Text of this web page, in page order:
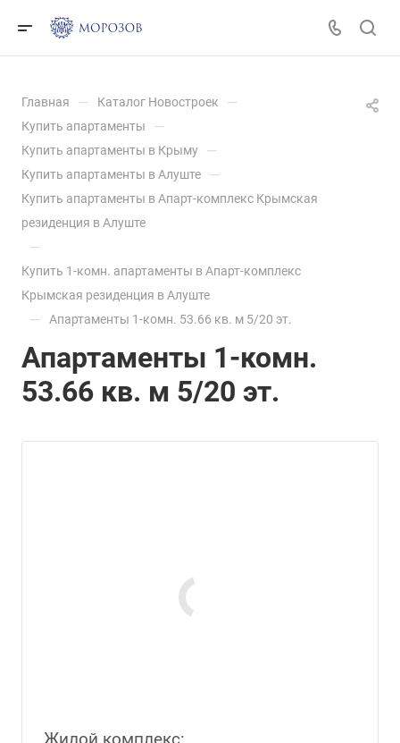
Главная — Каталог Новостроек —
Купить апартаменты —
Купить апартаменты в Крыму —
Купить апартаменты в Алуште —
Купить апартаменты в Апарт-комплекс Крымская
резиденция в Алуште
—
Купить 1-комн. апартаменты в Апарт-комплекс
Крымская резиденция в Алуште
— Апартаменты 1-комн. 53.66 кв. м 5/20 эт.
Апартаменты 1-комн.
53.66 кв. м 5/20 эт.